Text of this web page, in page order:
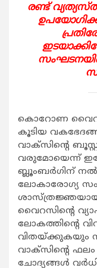
രണ്ട്
കൊറോണ
കൂടിയ
വാക്‌സിന്റെ
വരുമോയെന്ന്
ബ്ലൂംബര്‍ഗിന്
ലോകാരോഗ്യ
വൈറസിന്റെ
ലോകത്തിന്റെ
വിതയ്ക്കുകയും
വാക്‌സിന്റെ
ചോദ്യങ്ങള്‍